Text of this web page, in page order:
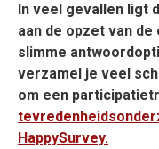
In veel gevallen ligt
aan de opzet van
slimme
verzamel je veel
om een
HappySurvey.